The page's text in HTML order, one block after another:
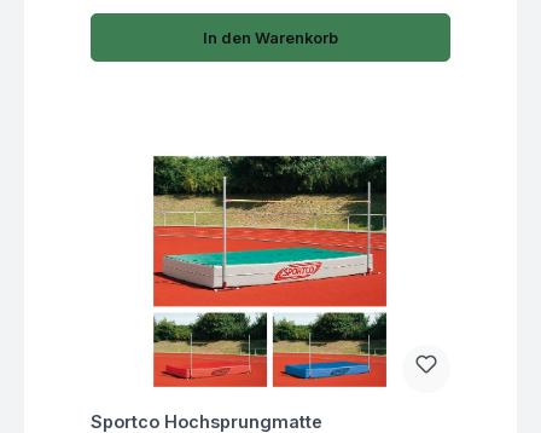
In den Warenkorb
Fragen zum Artikel
Sportco Hochsprungmatte